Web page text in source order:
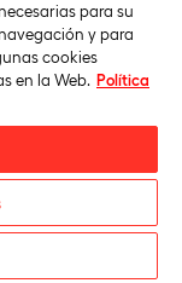
Reservados
para su
y para
cookies
en la Web. Política